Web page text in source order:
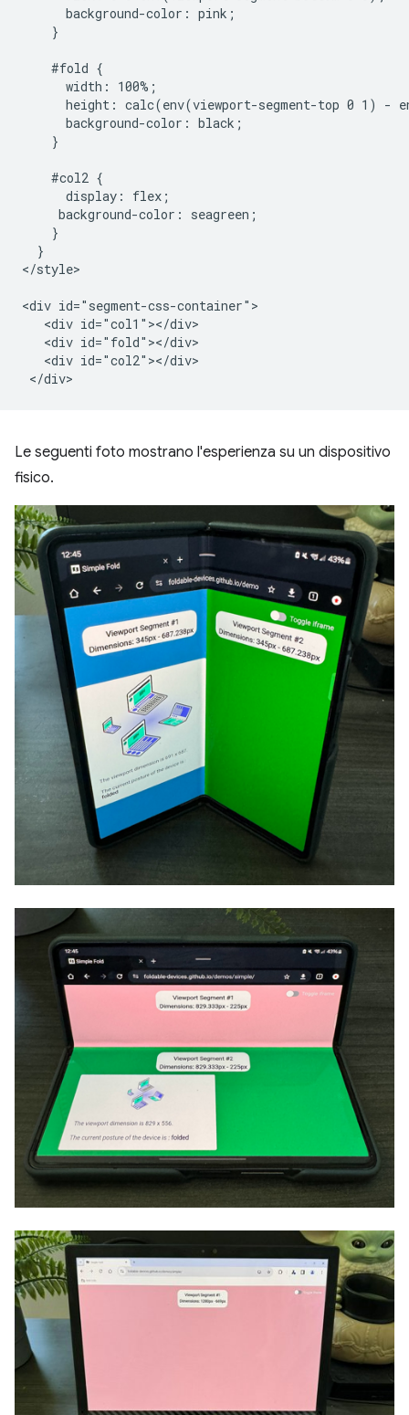
      background-color: pink;
    }
    #fold {
      width: 100%;
height: calc(env(viewport-segment-top 0 1) -
      background-color: black;
    }
    #col2 {
      display: flex;
     background-color: seagreen;
    }
  }
</style>
<div id="segment-css-container">
   <div id="col1"></div>
   <div id="fold"></div>
   <div id="col2"></div>
Le seguenti foto mostrano l'esperienza su un dispositivo
fisico.